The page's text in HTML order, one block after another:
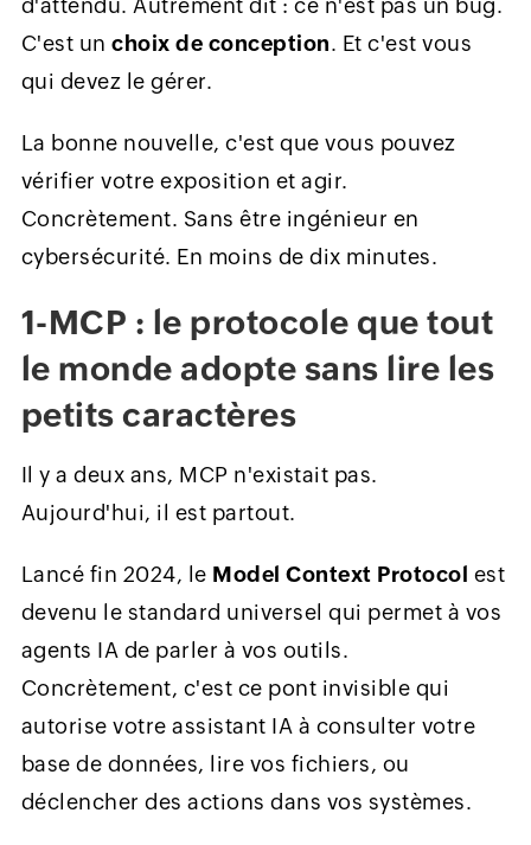
d'attendu. Autrement dit : ce n'est pas un bug.
C'est unchoix de conception. Et c'est vous
qui devez le gérer.
La bonne nouvelle, c'est que vous pouvez
vérifier votre exposition et agir.
Concrètement. Sans être ingénieur en
cybersécurité. En moins de dix minutes.
1-MCP : le protocole que tout
le monde adopte sans lire les
petits caractères
Il y a deux ans, MCP n'existait pas.
Aujourd'hui, il est partout.
Lancé fin 2024, le Model Context Protocol est
devenu le standard universel qui permet à vos
agents IA de parler à vos outils.
Concrètement, c'est ce pont invisible qui
autorise votre assistant IA à consulter votre
base de données, lire vos fichiers, ou
déclencher des actions dans vos systèmes.